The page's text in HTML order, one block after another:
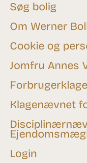
Søg bolig
Om Werner
Cookie og
Jomfru Annes
Klagenævnet
Login